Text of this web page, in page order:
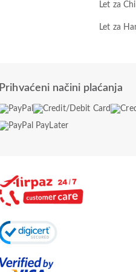
Let za
Let za
Prihvaćeni načini plaćanja